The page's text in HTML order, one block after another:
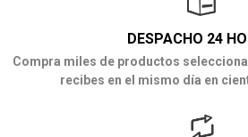
DESPACHO 24
Compra miles de productos
recibes en el mismo día en